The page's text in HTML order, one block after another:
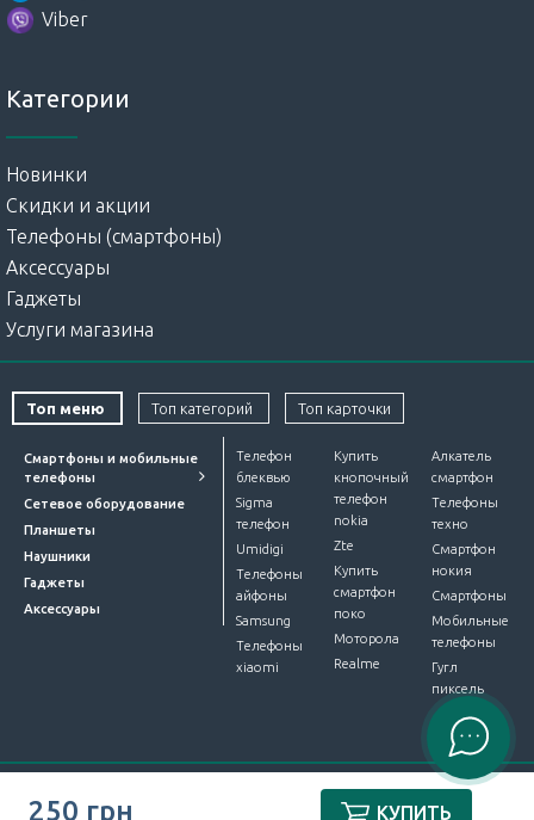
250 грн КУПИТЬ
Viber
Категории
Новинки
Скидки и акции
Телефоны (смартфоны)
Аксессуары
Гаджеты
Услуги магазина
Топ меню Топ категорий Топ карточки
Смартфоны и мобильные
телефоны
Сетевое оборудование
Планшеты
Наушники
Гаджеты
Аксессуары
Телефон
блеквью
Sigma
телефон
Umidigi
Телефоны
айфоны
Samsung
Телефоны
xiaomi
Купить
кнопочный
телефон
nokia
Zte
Купить
смартфон
поко
Моторола
Realme
Алкатель
смартфон
Телефоны
техно
Смартфон
нокия
Смартфоны
Мобильные
телефоны
Гугл
пиксель
Интернет-магазин Device Market © 2012-2026. Все права